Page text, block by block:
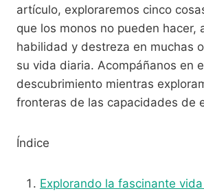
artículo, exploraremos cinco
que los monos no pueden hacer,
habilidad y destreza en muchas
su vida diaria. Acompáñanos en
descubrimiento mientras
fronteras de las capacidades de
Índice
Explorando la fascinante